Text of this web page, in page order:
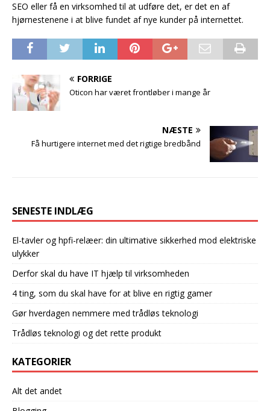
SEO eller få en virksomhed til at udføre det, er det en af
hjørnestenene i at blive fundet af nye kunder på internettet.
FORRIGE
Oticon har været frontløber i mange år
NÆSTE
Få hurtigere internet med det rigtige bredbånd
SENESTE INDLÆG
El-tavler og hpfi-relæer: din ultimative sikkerhed mod elektriske
ulykker
Derfor skal du have IT hjælp til virksomheden
4 ting, som du skal have for at blive en rigtig gamer
Gør hverdagen nemmere med trådløs teknologi
Trådløs teknologi og det rette produkt
KATEGORIER
Alt det andet